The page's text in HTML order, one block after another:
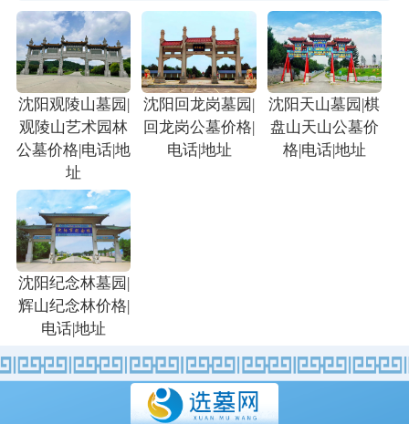
沈阳观陵山墓园|
观陵山艺术园林
公墓价格|电话|地
址
沈阳回龙岗墓园|
回龙岗公墓价格|
电话|地址
沈阳天山墓园|棋
盘山天山公墓价
格|电话|地址
沈阳纪念林墓园|
辉山纪念林价格|
电话|地址